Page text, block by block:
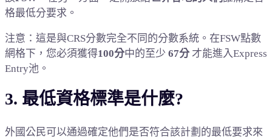
格最低分要求。
注意：這是與CRS分數完全不同的分數系統。 在FSW點數
網格下，您必須獲得100分中的至少 67分 才能進入Express
Entry池。
3. 最低資格標準是什麼?
外國公民可以通過確定他們是否符合該計劃的最低要求來